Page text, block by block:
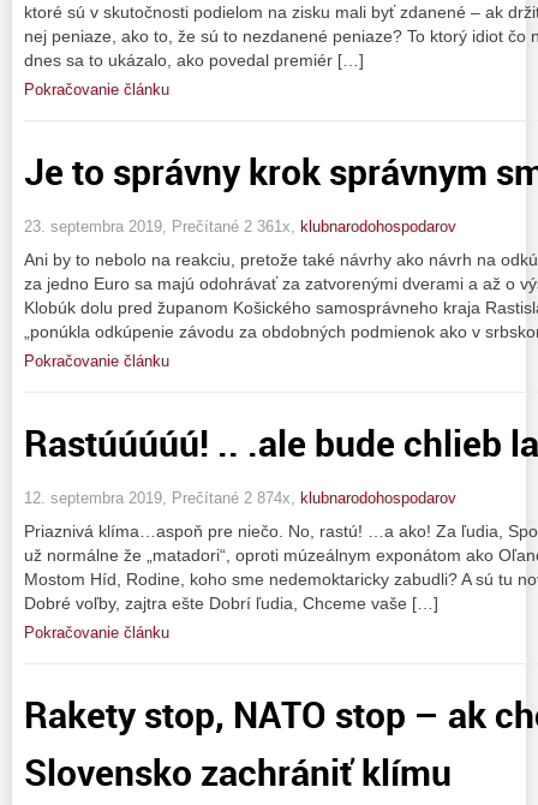
ktoré sú v skutočnosti podielom na zisku mali byť zdanené – ak
nej peniaze, ako to, že sú to nezdanené peniaze? To ktorý idiot
dnes sa to ukázalo, ako povedal premiér […]
Pokračovanie článku
Je to správny krok správnym
23. septembra 2019, Prečítané 2 361x, klubnarodohospodarov
Ani by to nebolo na reakciu, pretože také návrhy ako návrh na
za jedno Euro sa majú odohrávať za zatvorenými dverami a až o
Klobúk dolu pred županom Košického samosprávneho kraja
„ponúkla odkúpenie závodu za obdobných podmienok ako v
Pokračovanie článku
Rastúúúúú! .. .ale bude chlieb
12. septembra 2019, Prečítané 2 874x, klubnarodohospodarov
Priaznivá klíma…aspoň pre niečo. No, rastú! …a ako! Za ľudia,
už normálne že „matadori“, oproti múzeálnym exponátom ako
Mostom Híd, Rodine, koho sme nedemoktaricky zabudli? A sú tu
Dobré voľby, zajtra ešte Dobrí ľudia, Chceme vaše […]
Pokračovanie článku
Rakety stop, NATO stop – ak
Slovensko zachrániť klímu